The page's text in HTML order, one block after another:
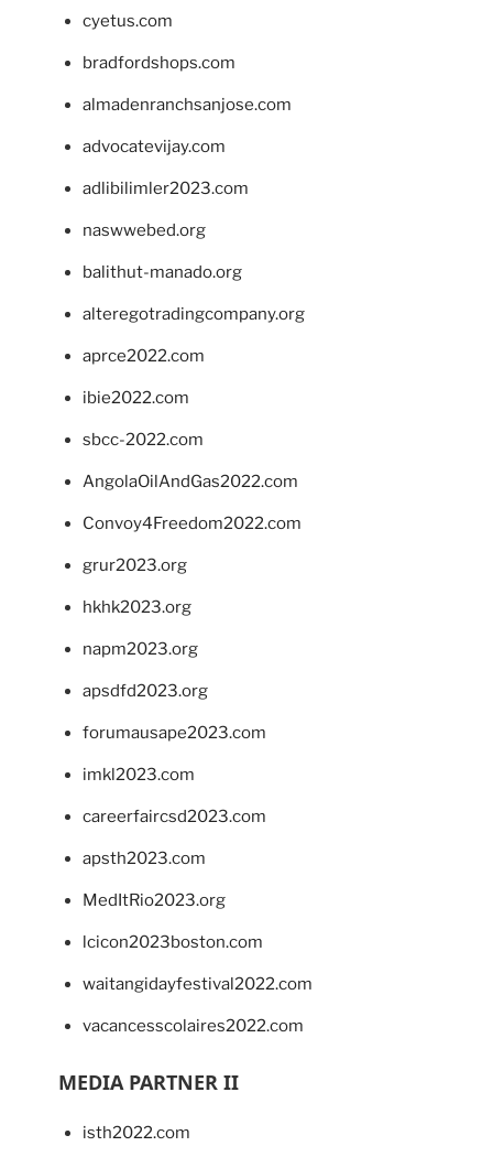
cyetus.com
bradfordshops.com
almadenranchsanjose.com
advocatevijay.com
adlibilimler2023.com
naswwebed.org
balithut-manado.org
alteregotradingcompany.org
aprce2022.com
ibie2022.com
sbcc-2022.com
AngolaOilAndGas2022.com
Convoy4Freedom2022.com
grur2023.org
hkhk2023.org
napm2023.org
apsdfd2023.org
forumausape2023.com
imkl2023.com
careerfaircsd2023.com
apsth2023.com
MedItRio2023.org
lcicon2023boston.com
waitangidayfestival2022.com
vacancesscolaires2022.com
MEDIA PARTNER II
isth2022.com